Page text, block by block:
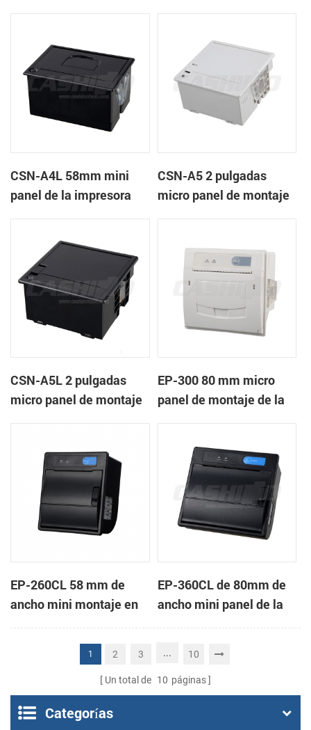
CSN-A4L 58mm mini
panel de la impresora
CSN-A5 2 pulgadas
micro panel de montaje
CSN-A5L 2 pulgadas
micro panel de montaje
EP-300 80 mm micro
panel de montaje de la
EP-260CL 58 mm de
ancho mini montaje en
panel de la impresora
térmica con auto-
EP-360CL de 80mm de
ancho mini panel de la
impresora térmica con
1 2 3 ... 10
Un total de 10 páginas
Categorías